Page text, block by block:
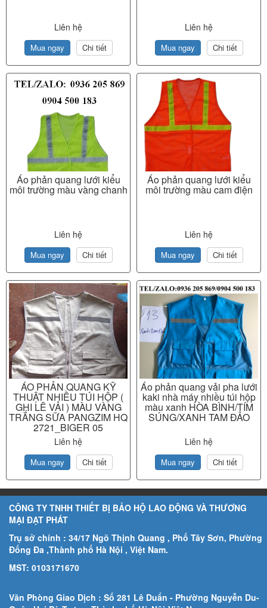
Liên hệ
Mua ngay Chi tiết
Liên hệ
Mua ngay Chi tiết
Áo phản quang lưới kiểu
môi trường màu vàng chanh
Liên hệ
Mua ngay Chi tiết
Áo phản quang lưới kiểu
môi trường màu cam điện
Liên hệ
Mua ngay Chi tiết
ÁO PHẢN QUANG KỸ
THUẬT NHIỀU TÚI HỘP (
GHI LÊ VẢI ) MÀU VÀNG
TRẮNG SỮA PANGZIM HQ
2721_BIGER 05
Liên hệ
Mua ngay Chi tiết
Áo phản quang vải pha lưới
kaki nhà máy nhiều túi hộp
màu xanh HÒA BÌNH/TÍM
SÚNG/XANH TAM ĐẢO
Liên hệ
Mua ngay Chi tiết
CÔNG TY TNHH THIẾT BỊ BẢO HỘ LAO ĐỘNG VÀ THƯƠNG
MẠI ĐẠT PHÁT
Trụ sở chính : 34/17 Ngõ Thịnh Quang , Phố Tây Sơn, Phường
Đống Đa ,Thành phố Hà Nội , Việt Nam.
MST: 0103171670
Văn Phòng Giao Dịch : Số 281 Lê Duẩn - Phường Nguyễn Du-